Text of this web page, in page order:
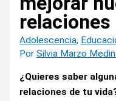
relaciones
Adolescencia,
Por Silvia Marzo
¿Quieres saber
relaciones de tu